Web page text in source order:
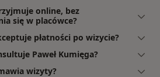
online, bez
się w placówce?
płatności po wizycie?
Paweł Kumięga?
wizyty?